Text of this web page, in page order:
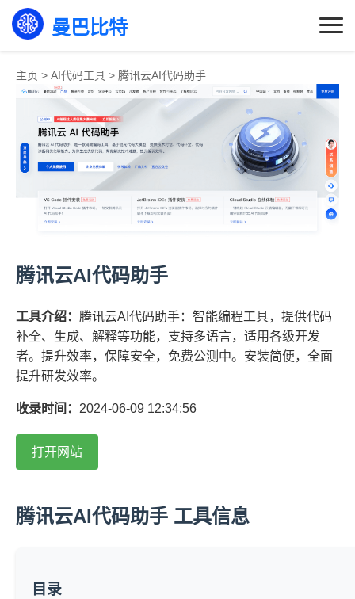
曼巴比特
主页 > AI代码工具 > 腾讯云AI代码助手
腾讯云AI代码助手
工具介绍： 腾讯云AI代码助手：智能编程工具，提供代码
补全、生成、解释等功能，支持多语言，适用各级开发
者。提升效率，保障安全，免费公测中。安装简便，全面
提升研发效率。
收录时间： 2024-06-09 12:34:56
打开网站
腾讯云AI代码助手 工具信息
目录